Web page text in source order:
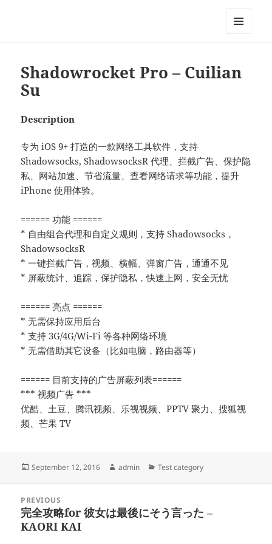
Shadowrocket Pro – Cuilian
Su
Description
专为 iOS 9+ 打造的一款网络工具软件，支持
Shadowsocks, ShadowsocksR 代理、拦截广告、保护隐
私、网站加速、节省流量、查看网络请求等功能，提升
iPhone 使用体验。
====== 功能 ======
* 自由组合代理和自定义规则，支持 Shadowsocks，
ShadowsocksR
* 一键拦截广告，视频、横幅、弹窗广告，通通不见
* 屏蔽统计、追踪，保护隐私，快速上网，安全无忧
====== 亮点 ======
* 无需保持应用后台
* 支持 3G/4G/Wi-Fi 等各种网络环境
* 无需借助其它设备（比如电脑，路由器等）
====== 目前支持的广告屏蔽列表======
*** 视频广告 ***
优酷、土豆、腾讯视频、乐视视频、PPTV 聚力、搜狐视
频、芒果 TV
Posted
September 12, 2016 Author
admin Categories
Test category
navigation
PREVIOUS
Previous
post:
完全攻略for 彼女は最後にそう言った –
KAORI KAI